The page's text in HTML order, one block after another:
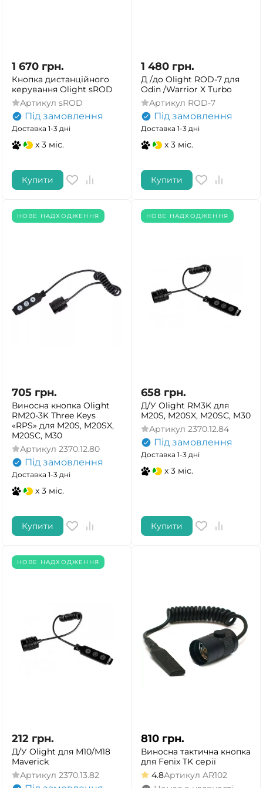
1 670 грн.
Кнопка дистанційного
керування Olight sROD
Артикул sROD
Під замовлення
Доставка 1-3 дні
x 3 міс.
Купити
1 480 грн.
Д /до Olight ROD-7 для
Odin /Warrior X Turbo
Артикул ROD-7
Під замовлення
Доставка 1-3 дні
x 3 міс.
Купити
НОВЕ НАДХОДЖЕННЯ
705 грн.
Виносна кнопка Olight
RM20-3K Three Keys
«RPS» для M20S, M20SX,
M20SC, M30
Артикул 2370.12.80
Під замовлення
Доставка 1-3 дні
x 3 міс.
Купити
НОВЕ НАДХОДЖЕННЯ
658 грн.
Д/У Olight RM3K для
M20S, M20SX, M20SC, M30
Артикул 2370.12.84
Під замовлення
Доставка 1-3 дні
x 3 міс.
Купити
НОВЕ НАДХОДЖЕННЯ
212 грн.
Д/У Olight для М10/М18
Maverick
Артикул 2370.13.82
810 грн.
Виносна тактична кнопка
для Fenix TK серії
4.8Артикул AR102